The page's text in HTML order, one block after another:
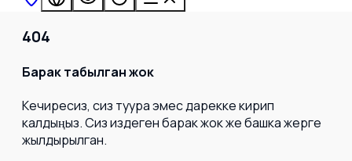
404
Барак табылган жок
Кечиресиз, сиз туура эмес дарекке кирип
калдыңыз. Сиз издеген барак жок же башка жерге
жылдырылган.